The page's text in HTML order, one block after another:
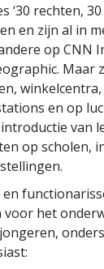
‘30 rechten, 30
en zijn al in
op CNN
Maar
en op
van
op scholen,
het